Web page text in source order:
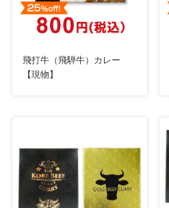
飛打牛（飛騨牛）カレー
【現物】